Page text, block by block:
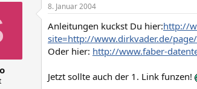
8. Januar 2004
Anleitungen kuckst Du hier:http://
site=http://www.dirkvader.de/
Oder hier: http://www.faber-
Jetzt sollte auch der 1. Link funzen!